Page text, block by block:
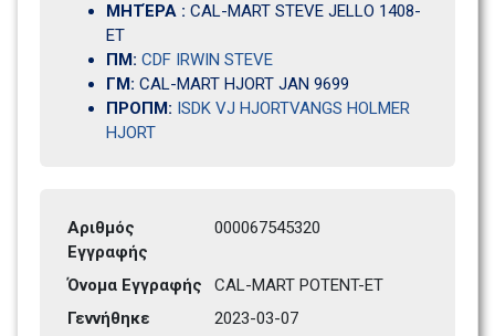
ΜΗΤΈΡΑ : CAL-MART STEVE JELLO 1408-
ET
ΠΜ: CDF IRWIN STEVE
ΓΜ:
ΠΡΟΠΜ: ISDK VJ HJORTVANGS HOLMER
HJORT
Αριθμός
Εγγραφής
000067545320
Όνομα Εγγραφής
CAL-MART POTENT-ET
Γεννήθηκε
2023-03-07